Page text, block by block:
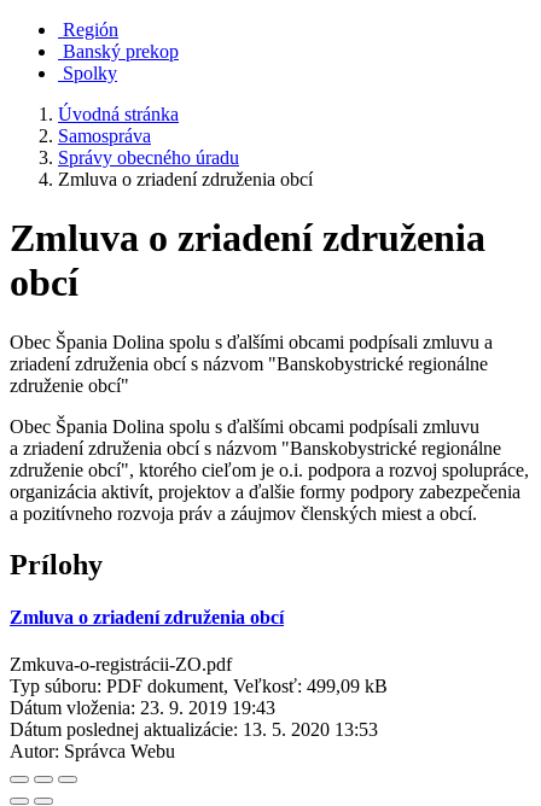
Región
Banský prekop
Spolky
Úvodná stránka
Samospráva
Správy obecného úradu
Zmluva o zriadení združenia obcí
Zmluva o zriadení združenia
obcí
Obec Špania Dolina spolu s ďalšími obcami podpísali zmluvu a
zriadení združenia obcí s názvom "Banskobystrické regionálne
združenie obcí"
Obec Špania Dolina spolu s ďalšími obcami podpísali zmluvu
a zriadení združenia obcí s názvom "Banskobystrické regionálne
združenie obcí", ktorého cieľom je o.i. podpora a rozvoj spolupráce,
organizácia aktivít, projektov a ďalšie formy podpory zabezpečenia
a pozitívneho rozvoja práv a záujmov členských miest a obcí.
Prílohy
Zmluva o zriadení združenia obcí
Zmkuva-o-registrácii-ZO.pdf
Typ súboru: PDF dokument, Veľkosť: 499,09 kB
Dátum vloženia: 23. 9. 2019 19:43
Dátum poslednej aktualizácie: 13. 5. 2020 13:53
Autor: Správca Webu